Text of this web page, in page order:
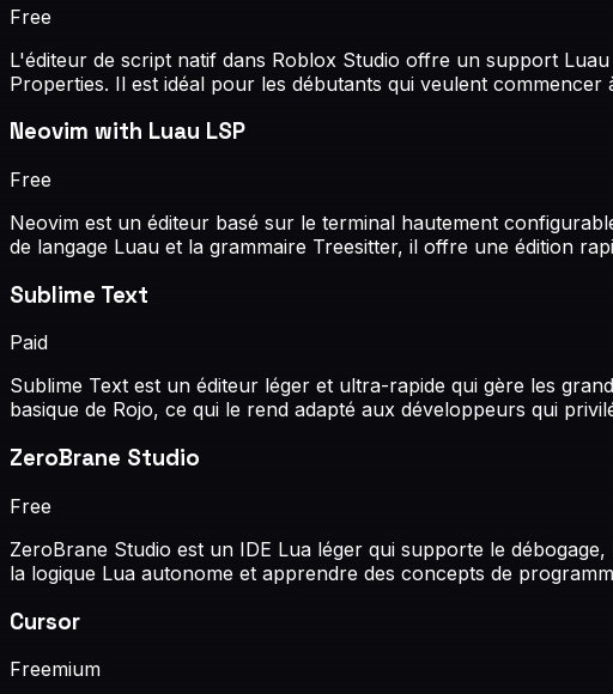
Free
L'éditeur de script natif dans Roblox Studio offre un support
Properties. Il est idéal pour les débutants qui veulent
Neovim with Luau LSP
Free
Neovim est un éditeur basé sur le terminal hautement
de langage Luau et la grammaire Treesitter, il offre une édition
Sublime Text
Paid
Sublime Text est un éditeur léger et ultra-rapide qui gère les
basique de Rojo, ce qui le rend adapté aux développeurs qui
ZeroBrane Studio
Free
ZeroBrane Studio est un IDE Lua léger qui supporte le
la logique Lua autonome et apprendre des concepts de
Cursor
Freemium